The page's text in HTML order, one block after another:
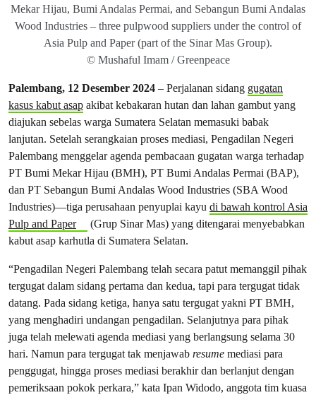
Mekar Hijau, Bumi Andalas Permai, and Sebangun Bumi Andalas
Wood Industries – three pulpwood suppliers under the control of
Asia Pulp and Paper (part of the Sinar Mas Group).
© Mushaful Imam / Greenpeace
Palembang, 12 Desember 2024 – Perjalanan sidang gugatan
kasus kabut asap akibat kebakaran hutan dan lahan gambut yang
diajukan sebelas warga Sumatera Selatan memasuki babak
lanjutan. Setelah serangkaian proses mediasi, Pengadilan Negeri
Palembang menggelar agenda pembacaan gugatan warga terhadap
PT Bumi Mekar Hijau (BMH), PT Bumi Andalas Permai (BAP),
dan PT Sebangun Bumi Andalas Wood Industries (SBA Wood
Industries)––tiga perusahaan penyuplai kayu di bawah kontrol Asia
Pulp and Paper
(Grup Sinar Mas) yang ditengarai menyebabkan
kabut asap karhutla di Sumatera Selatan.
“Pengadilan Negeri Palembang telah secara patut memanggil pihak
tergugat dalam sidang pertama dan kedua, tapi para tergugat tidak
datang. Pada sidang ketiga, hanya satu tergugat yakni PT BMH,
yang menghadiri undangan pengadilan. Selanjutnya para pihak
juga telah melewati agenda mediasi yang berlangsung selama 30
hari. Namun para tergugat tak menjawab resume mediasi para
penggugat, hingga proses mediasi berakhir dan berlanjut dengan
pemeriksaan pokok perkara,” kata Ipan Widodo, anggota tim kuasa